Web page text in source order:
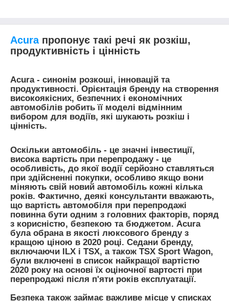
Acuraпропонує такі речі як розкіш,
продуктивність і цінність
Acura - синонім розкоші, інновацій та
продуктивності. Орієнтація бренду на створення
високоякісних, безпечних і економічних
автомобілів робить її моделі відмінним
вибором для водіїв, які шукають розкіш і
цінність.
Оскільки автомобіль - це значні інвестиції,
висока вартість при перепродажу - це
особливість, до якої водії серйозно ставляться
при здійсненні покупки, особливо якщо вони
міняють свій новий автомобіль кожні кілька
років. Фактично, деякі консультанти вважають,
що вартість автомобіля при перепродажі
повинна бути одним з головних факторів, поряд
з корисністю, безпекою та бюджетом. Acura
була обрана в якості люксового бренду з
кращою ціною в 2020 році. Седани бренду,
включаючи ILX і TSX, а також TSX Sport Wagon,
були включені в список найкращої вартістю
2020 року на основі їх оціночної вартості при
перепродажі після п'яти років експлуатації.
Безпека також займає важливе місце у списках